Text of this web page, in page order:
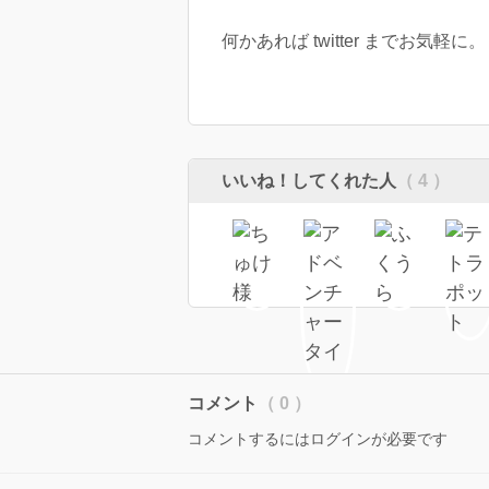
何かあれば twitter までお気軽に。
いいね！してくれた人 （ 4 ）
コメント （ 0 ）
コメントするにはログインが必要です